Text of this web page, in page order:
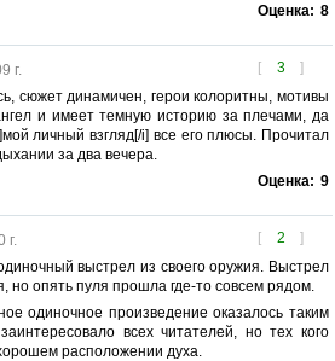
Оценка: 8
[ 3 ]
г.
сюжет динамичен, герои колоритны, мотивы
и имеет темную историю за плечами, да
личный взгляд[/i] все его плюсы. Прочитал
за два вечера.
Оценка: 9
[ 2 ]
г.
выстрел из своего оружия. Выстрел
но опять пуля прошла где-то совсем рядом.
одиночное произведение оказалось таким
всех читателей, но тех кого
расположении духа.